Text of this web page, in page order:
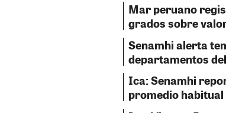
Mar peruano
grados sobre
Senamhi alerta
departamentos
Ica: Senamhi
promedio